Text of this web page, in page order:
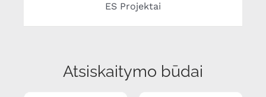
ES Projektai
Atsiskaitymo būdai